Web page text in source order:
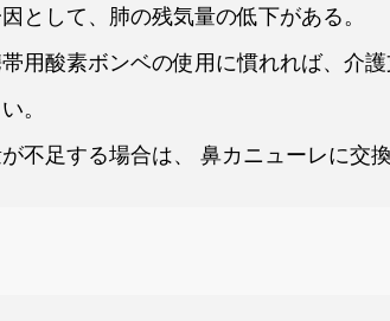
として、肺の残気量の低下がある。
用酸素ボンベの使用に慣れれば、介護
。
不足する場合は、 鼻カニューレに交換